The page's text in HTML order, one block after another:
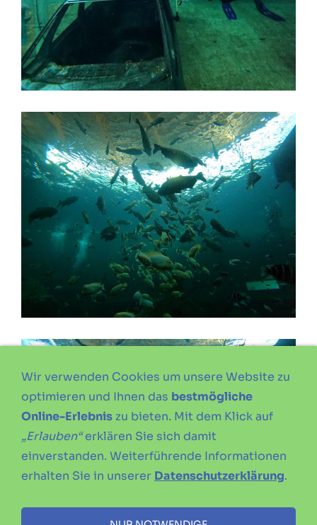
Wir verwenden Cookies um unsere Website zu
optimieren und Ihnen das bestmögliche
Online-Erlebnis zu bieten. Mit dem Klick auf
„Erlauben“erklären Sie sich damit
einverstanden. Weiterführende Informationen
erhalten Sie in unserer Datenschutzerklärung.